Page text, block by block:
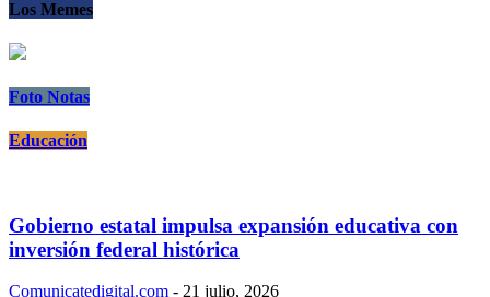
Los Memes
Foto Notas
Educación
Gobierno estatal impulsa expansión educativa con
inversión federal histórica
Comunicatedigital.com - 21 julio, 2026